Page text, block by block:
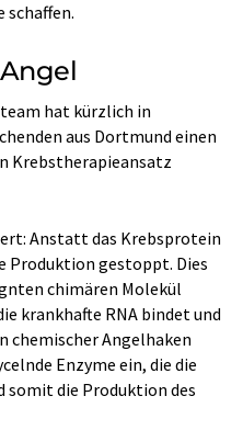
hat kürzlich in
aus Dortmund einen
Krebstherapieansatz
Anstatt das Krebsprotein
Produktion gestoppt. Dies
chimären Molekül
krankhafte RNA bindet und
chemischer Angelhaken
Enzyme ein, die die
somit die Produktion des